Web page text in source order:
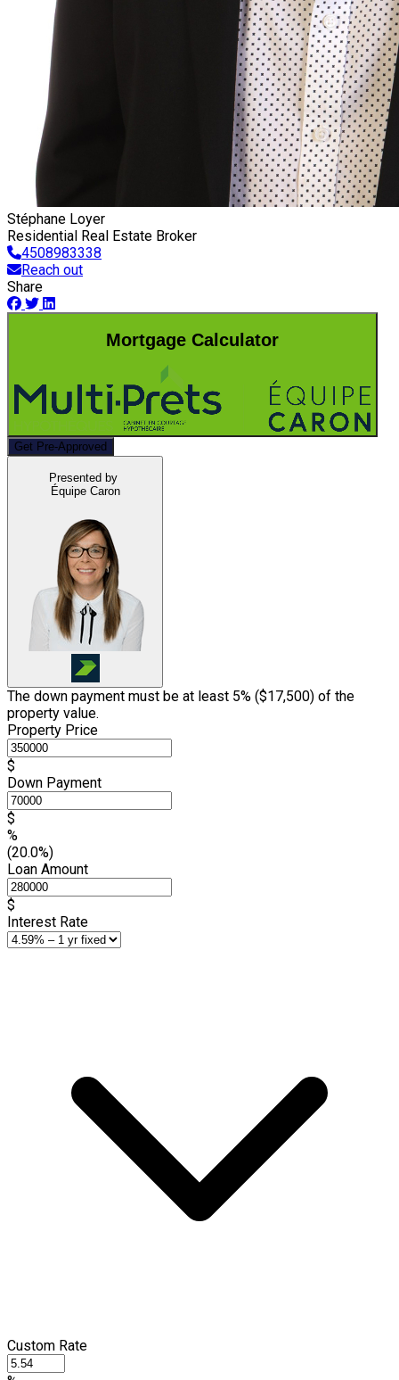
Stéphane Loyer
Residential Real Estate Broker
4508983338
Reach out
Share
Mortgage Calculator
Get Pre-Approved
Presented by
Équipe Caron
The down payment must be at least 5% ($17,500) of the
property value.
Property Price
$
Down Payment
$
%
(20.0%)
Loan Amount
$
Interest Rate
Custom Rate